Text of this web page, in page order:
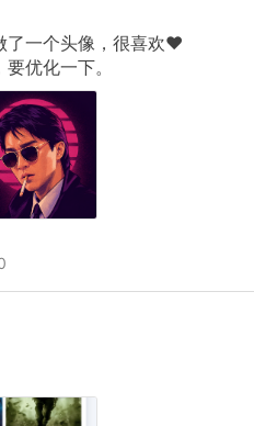
了一个头像，很喜欢❤️
优化一下。